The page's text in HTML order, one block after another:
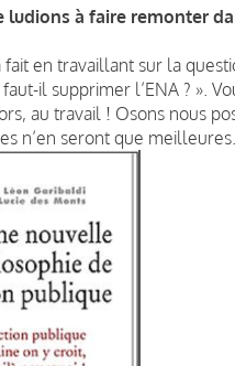
ludions à faire remonter
fait en travaillant sur la
il supprimer l’ENA ? ».
au travail ! Osons nous
n’en seront que meilleures.